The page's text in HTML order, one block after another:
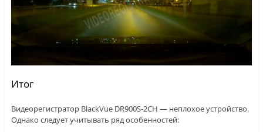
Итог
Видеорегистратор BlackVue DR900S-2CH — неплохое устройство.
Однако следует учитывать ряд особенностей: